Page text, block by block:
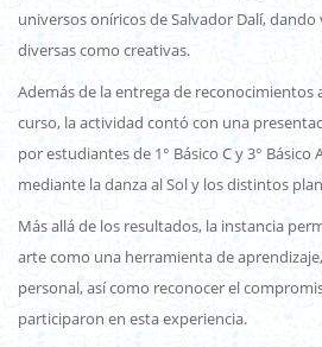
universos oníricos de Salvador Dalí,
diversas como creativas.
Además de la entrega de reconocimientos
curso, la actividad contó con una
por estudiantes de 1° Básico C y 3°
mediante la danza al Sol y los distintos
Más allá de los resultados, la instancia
arte como una herramienta de
personal, así como reconocer el
participaron en esta experiencia.